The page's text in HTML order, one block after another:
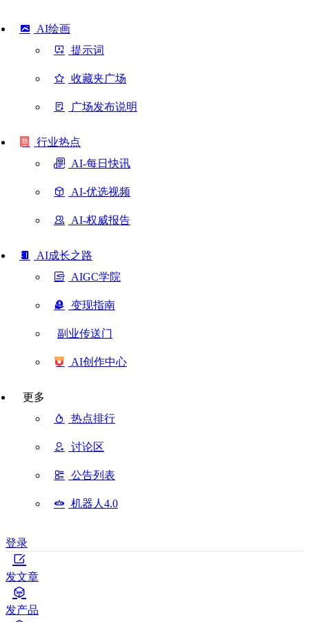
AI绘画
提示词
收藏夹广场
广场发布说明
行业热点
AI-每日快讯
AI-优选视频
AI-权威报告
AI成长之路
AIGC学院
变现指南
副业传送门
AI创作中心
更多
热点排行
讨论区
公告列表
机器人4.0
登录
发文章
发产品